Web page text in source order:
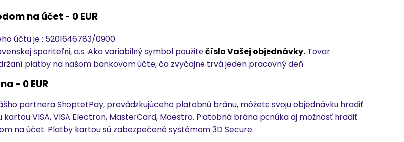
na účet - 0 EUR
účtu je : 5201646783/0900
sporiteľni, a.s. Ako variabilný symbol použitečíslo Vašej objednávky. Tovar
platby na našom bankovom účte, čo zvyčajne trvá jeden pracovný deň
- 0 EUR
partnera ShoptetPay, prevádzkujúceho platobnú bránu, môžete svoju objednávku hradiť
VISA, VISA Electron, MasterCard, Maestro. Platobná brána ponúka aj možnosť hradiť
na účet. Platby kartou sú zabezpečené systémom 3D Secure.